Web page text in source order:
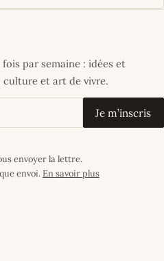
par semaine : idées et
et art de vivre.
Je m’inscris
envoyer la lettre.
envoi.En savoir plus